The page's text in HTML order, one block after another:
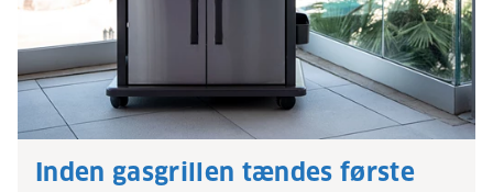
Inden gasgrillen tændes første